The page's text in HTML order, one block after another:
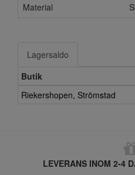
Material
Lagersaldo
Butik
Riekershopen, Strömstad
LEVERANS INOM 2-4